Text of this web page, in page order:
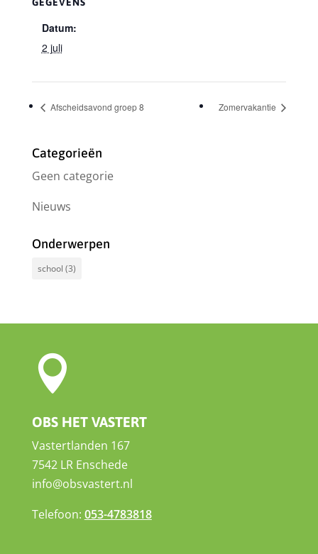
Datum:
2 juli
Afscheidsavond groep 8 Zomervakantie
Categorieën
Geen categorie
Nieuws
Onderwerpen
school (3)

OBS HET VASTERT
Vastertlanden 167
7542 LR Enschede
info@obsvastert.nl
Telefoon: 053-4783818